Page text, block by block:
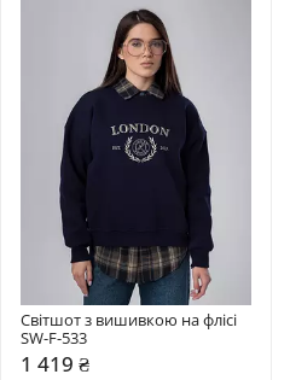
Світшот з вишивкою на флісі
SW-F-533
1 419 ₴